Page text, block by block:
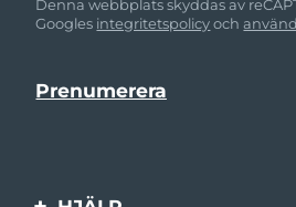
Denna webbplats skyddas av
Googles integritetspolicyoch